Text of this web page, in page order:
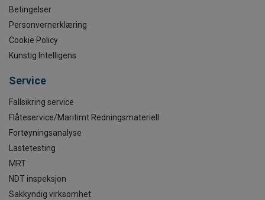
Betingelser
Personvernerklæring
Cookie Policy
Kunstig Intelligens
Service
Fallsikring service
Flåteservice/Maritimt Redningsmateriell
Fortøyningsanalyse
Lastetesting
MRT
NDT inspeksjon
Sakkyndig virksomhet